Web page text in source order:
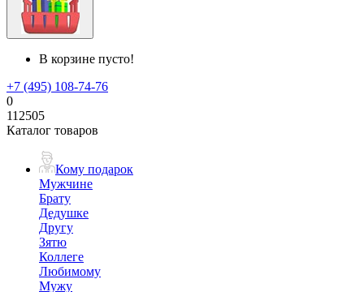
В корзине пусто!
+7 (495) 108-74-76
0
112505
Каталог товаров
Кому подарок
Мужчине
Брату
Дедушке
Другу
Зятю
Коллеге
Любимому
Мужу